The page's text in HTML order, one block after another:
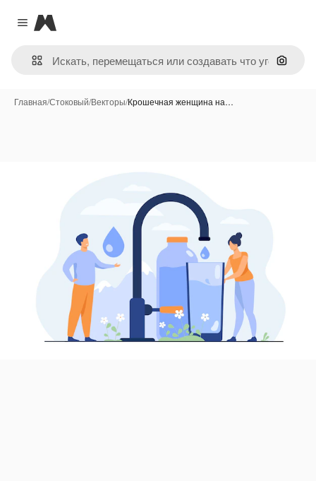
Close menu
Magnific
Поиск
Главная/Стоковый/Векторы/Крошечная женщина на…